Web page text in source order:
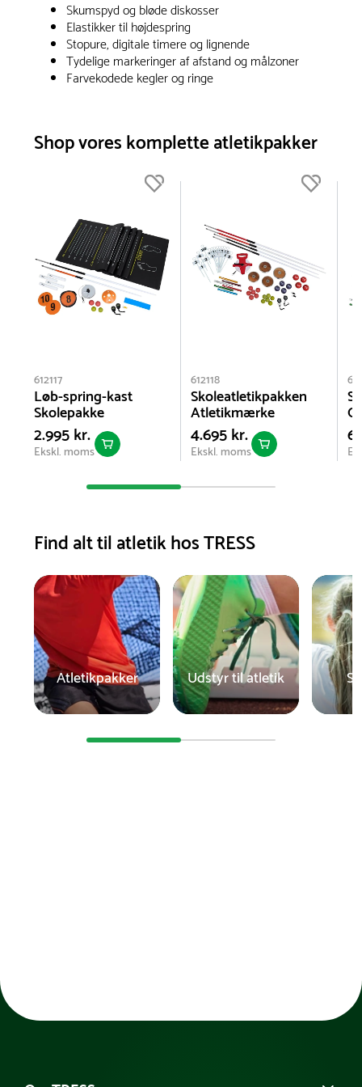
Skumspyd og bløde diskosser
Elastikker til højdespring
Stopure, digitale timere og lignende
Tydelige markeringer af afstand og målzoner
Farvekodede kegler og ringe
Shop vores komplette atletikpakker
612117
Løb-spring-kast
Skolepakke
2.995 kr.
Ekskl. moms
612118
Skoleatletikpakken
Atletikmærke
4.695 kr.
Ekskl. moms
Find alt til atletik hos TRESS
Atletikpakker Udstyr til atletik